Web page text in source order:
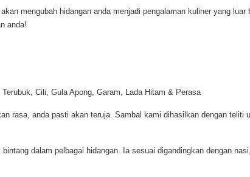
mengubah hidangan anda menjadi pengalaman kuliner yang
anda!
Cili, Gula Apong, Garam, Lada Hitam & Perasa
rasa, anda pasti akan teruja. Sambal kami dihasilkan dengan
dalam pelbagai hidangan. Ia sesuai digandingkan dengan